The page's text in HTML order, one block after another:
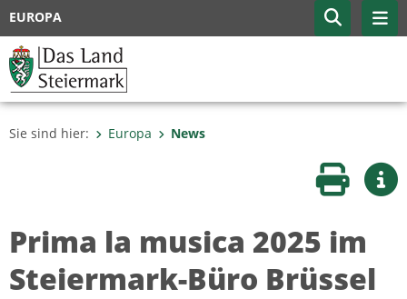
EUROPA
Sie sind hier: Europa News
Seite
Prima la musica 2025 im
Steiermark-Büro Brüssel